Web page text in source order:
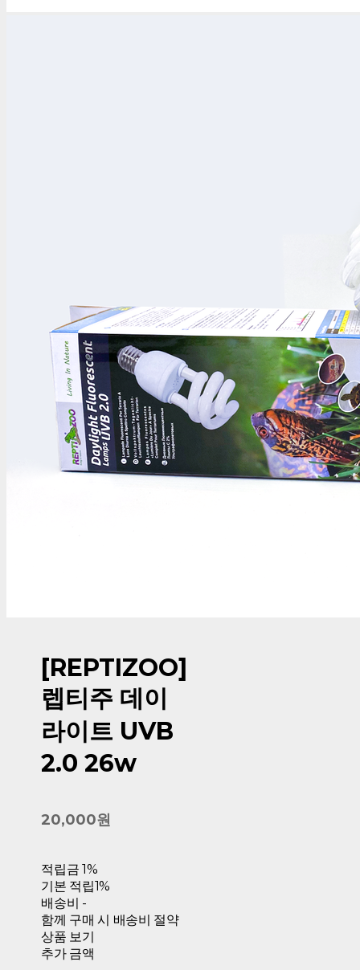
[REPTIZOO]
렙티주 데이
라이트 UVB
2.0 26w
20,000원
적립금 1%
기본 적립1%
배송비 -
함께 구매 시 배송비 절약
상품 보기
추가 금액